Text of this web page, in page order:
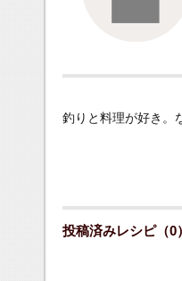
釣りと料理が好き。
投稿済みレシピ（0）